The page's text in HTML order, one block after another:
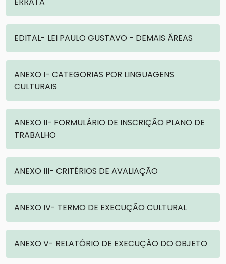
EDITAL- LEI PAULO GUSTAVO - DEMAIS ÁREAS
ANEXO I- CATEGORIAS POR LINGUAGENS
CULTURAIS
ANEXO II- FORMULÁRIO DE INSCRIÇÃO PLANO DE
TRABALHO
ANEXO III- CRITÉRIOS DE AVALIAÇÃO
ANEXO IV- TERMO DE EXECUÇÃO CULTURAL
ANEXO V- RELATÓRIO DE EXECUÇÃO DO OBJETO